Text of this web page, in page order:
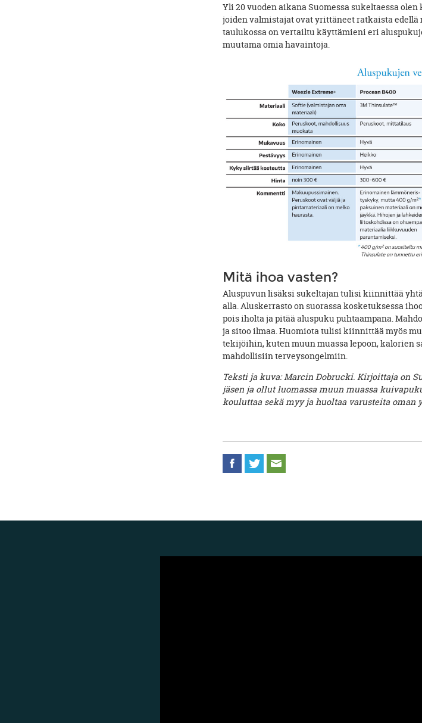
Yli 20 vuoden aikana Suomessa sukeltaessa
joiden valmistajat ovat yrittäneet ratkaista edellä
taulukossa on vertailtu käyttämieni eri
muutama omia havaintoja.
Mitä ihoa vasten?
Aluspuvun lisäksi sukeltajan tulisi kiinnittää
alla. Aluskerrasto on suorassa kosketuksessa
pois iholta ja pitää aluspuku puhtaampana.
ja sitoo ilmaa. Huomiota tulisi kiinnittää myös
tekijöihin, kuten muun muassa lepoon, kalorien
mahdollisiin terveysongelmiin.
Teksti ja kuva: Marcin Dobrucki. Kirjoittaja on
jäsen ja ollut luomassa muun muassa
kouluttaa sekä myy ja huoltaa varusteita oman